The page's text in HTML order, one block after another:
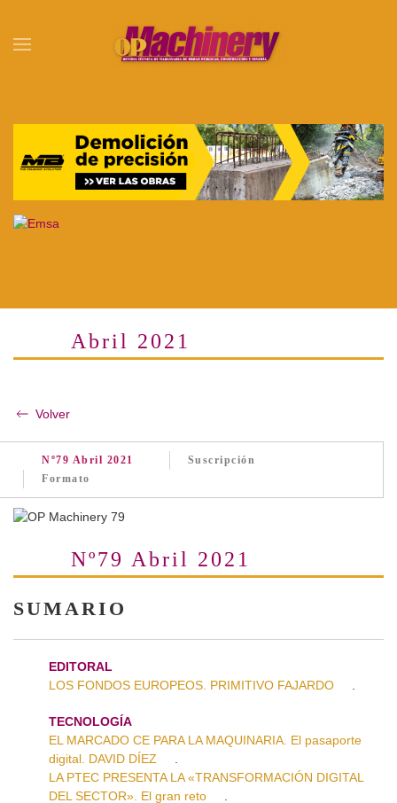
Skip to main content
Abril 2021
Volver
Nº79 Abril 2021
Suscripción
Formato
Nº79 Abril 2021
SUMARIO
EDITORAL
LOS FONDOS EUROPEOS. PRIMITIVO FAJARDO
TECNOLOGÍA
EL MARCADO CE PARA LA MAQUINARIA. El pasaporte
digital. DAVID DÍEZ
LA PTEC PRESENTA LA «TRANSFORMACIÓN DIGITAL
DEL SECTOR». El gran reto